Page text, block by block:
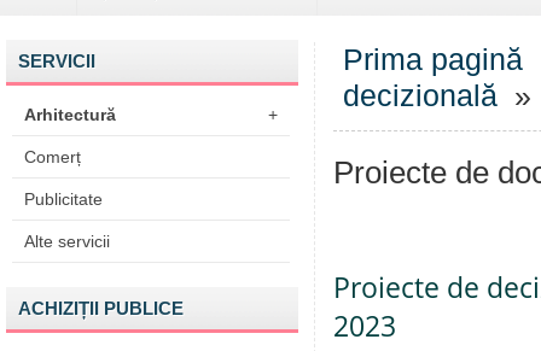
SERVICII
Arhitectură +
Comerț
Publicitate
Alte servicii
ACHIZIȚII PUBLICE
Prima pagină
decizională »
Proiecte de
Proiecte de
2023